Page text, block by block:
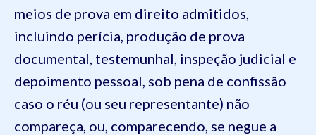
meios de prova em direito admitidos,
incluindo perícia, produção de prova
documental, testemunhal, inspeção judicial e
depoimento pessoal, sob pena de confissão
caso o réu (ou seu representante) não
compareça, ou, comparecendo, se negue a